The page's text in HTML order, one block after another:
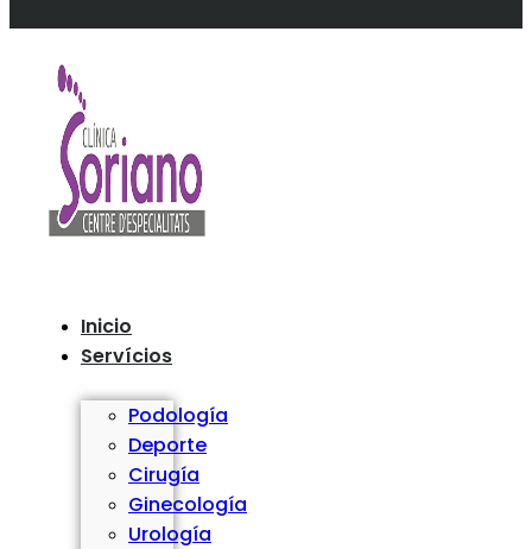
Inicio
Servícios
Podología
Deporte
Cirugía
Ginecología
Urología